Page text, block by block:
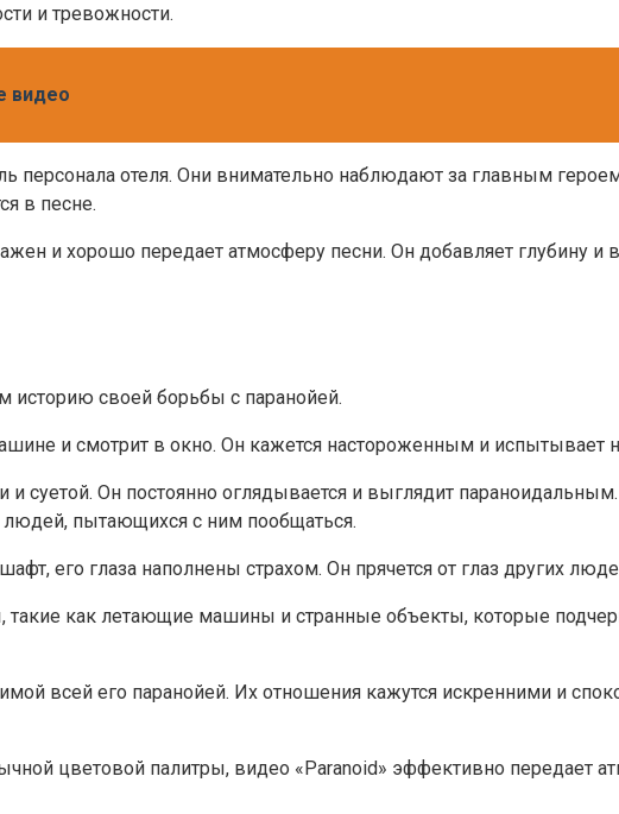
и тревожности.
видео
персонала отеля. Они внимательно наблюдают за главным
в песне.
и хорошо передает атмосферу песни. Он добавляет глубину и
историю своей борьбы с паранойей.
и смотрит в окно. Он кажется настороженным и испытывает
Он постоянно оглядывается и выглядит
людей, пытающихся с ним пообщаться.
его глаза наполнены страхом. Он прячется от глаз других
такие как летающие машины и странные объекты, которые
всей его паранойей. Их отношения кажутся искренними и
цветовой палитры, видео «Paranoid» эффективно передает